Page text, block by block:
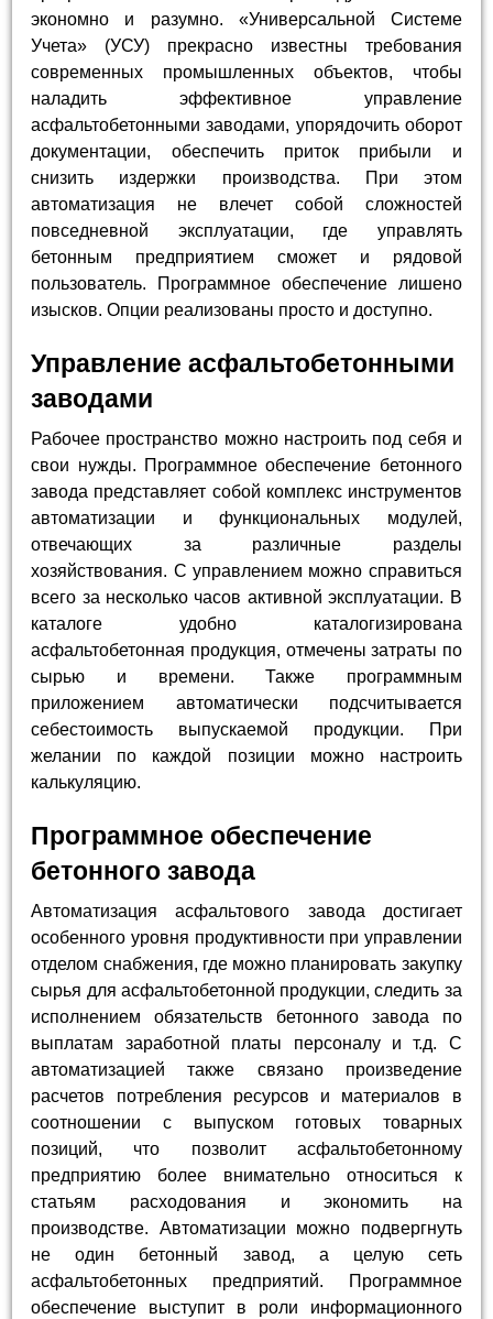
экономно и разумно. «Универсальной Системе
Учета» (УСУ) прекрасно известны требования
современных промышленных объектов, чтобы
наладить эффективное управление
асфальтобетонными заводами, упорядочить оборот
документации, обеспечить приток прибыли и
снизить издержки производства. При этом
автоматизация не влечет собой сложностей
повседневной эксплуатации, где управлять
бетонным предприятием сможет и рядовой
пользователь. Программное обеспечение лишено
изысков. Опции реализованы просто и доступно.
Управление асфальтобетонными
заводами
Рабочее пространство можно настроить под себя и
свои нужды. Программное обеспечение бетонного
завода представляет собой комплекс инструментов
автоматизации и функциональных модулей,
отвечающих за различные разделы
хозяйствования. С управлением можно справиться
всего за несколько часов активной эксплуатации. В
каталоге удобно каталогизирована
асфальтобетонная продукция, отмечены затраты по
сырью и времени. Также программным
приложением автоматически подсчитывается
себестоимость выпускаемой продукции. При
желании по каждой позиции можно настроить
калькуляцию.
Программное обеспечение
бетонного завода
Автоматизация асфальтового завода достигает
особенного уровня продуктивности при управлении
отделом снабжения, где можно планировать закупку
сырья для асфальтобетонной продукции, следить за
исполнением обязательств бетонного завода по
выплатам заработной платы персоналу и т.д. С
автоматизацией также связано произведение
расчетов потребления ресурсов и материалов в
соотношении с выпуском готовых товарных
позиций, что позволит асфальтобетонному
предприятию более внимательно относиться к
статьям расходования и экономить на
производстве. Автоматизации можно подвергнуть
не один бетонный завод, а целую сеть
асфальтобетонных предприятий. Программное
обеспечение выступит в роли информационного